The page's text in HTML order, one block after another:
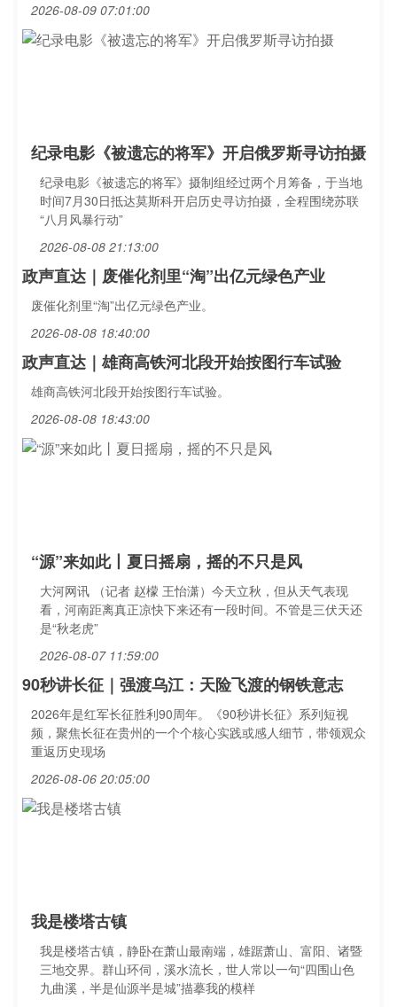
2026-08-09 07:01:00
纪录电影《被遗忘的将军》开启俄罗斯寻访拍摄
纪录电影《被遗忘的将军》摄制组经过两个月筹备，于当地
时间7月30日抵达莫斯科开启历史寻访拍摄，全程围绕苏联
“八月风暴行动”
2026-08-08 21:13:00
政声直达｜废催化剂里“淘”出亿元绿色产业
废催化剂里“淘”出亿元绿色产业。
2026-08-08 18:40:00
政声直达｜雄商高铁河北段开始按图行车试验
雄商高铁河北段开始按图行车试验。
2026-08-08 18:43:00
“源”来如此丨夏日摇扇，摇的不只是风
大河网讯 （记者 赵檬 王怡潇）今天立秋，但从天气表现
看，河南距离真正凉快下来还有一段时间。不管是三伏天还
是“秋老虎”
2026-08-07 11:59:00
90秒讲长征｜强渡乌江：天险飞渡的钢铁意志
2026年是红军长征胜利90周年。《90秒讲长征》系列短视
频，聚焦长征在贵州的一个个核心实践或感人细节，带领观众
重返历史现场
2026-08-06 20:05:00
我是楼塔古镇
我是楼塔古镇，静卧在萧山最南端，雄踞萧山、富阳、诸暨
三地交界。群山环伺，溪水流长，世人常以一句“四围山色
九曲溪，半是仙源半是城”描摹我的模样